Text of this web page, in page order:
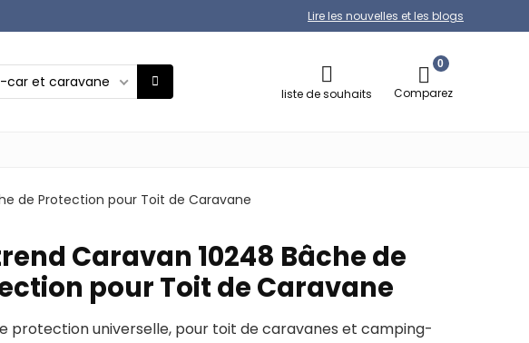
Lire les nouvelles et les blogs
car et caravane
liste de souhaits
0
Comparez
de Protection pour Toit de Caravane
Caravan 10248 Bâche de
pour Toit de Caravane
protection universelle, pour toit de caravanes et camping-